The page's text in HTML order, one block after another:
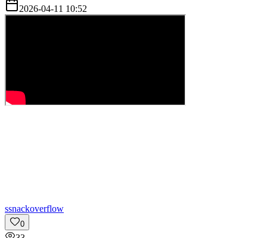
2026-04-11 10:52
ssnackoverflow
0